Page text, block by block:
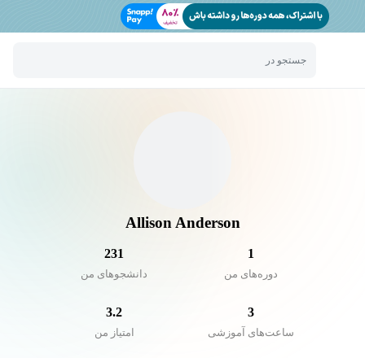
جستجو در
Allison Anderson
1
دوره‌های من
231
دانشجو‌های من
3
ساعت‌های آموزشی
3.2
امتیاز من